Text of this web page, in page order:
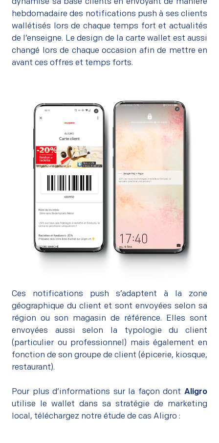
dynamise sa base clients en envoyant de manière
hebdomadaire des notifications push à ses clients
wallétisés lors de chaque temps fort et actualités
de l’enseigne. Le design de la carte wallet est aussi
changé lors de chaque occasion afin de mettre en
avant ces offres et temps forts.
Ces notifications push s’adaptent à la zone
géographique du client et sont envoyées selon sa
région ou son magasin de référence. Elles sont
envoyées aussi selon la typologie du client
(particulier ou professionnel) mais également en
fonction de son groupe de client (épicerie, kiosque,
restaurant).
Pour plus d’informations sur la façon dont Aligro
utilise le wallet dans sa stratégie de marketing
local, téléchargez notre étude de cas Aligro :